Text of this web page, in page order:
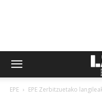
EPE EPE Zerbitzuetako